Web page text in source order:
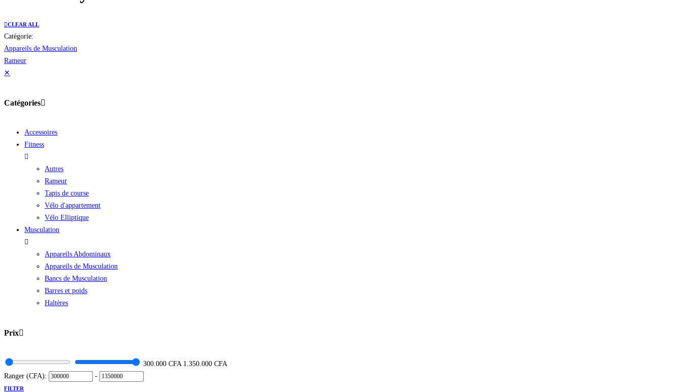
CLEAR ALL
Catégorie:
Appareils de Musculation
Rameur
✕
Catégories
Accessoires
Fitness
Autres
Rameur
Tapis de course
Vélo d'appartement
Vélo Elliptique
Musculation
Appareils Abdominaux
Appareils de Musculation
Bancs de Musculation
Barres et poids
Haltères
Prix
300.000 CFA 1.350.000 CFA
Ranger (CFA):
-
FILTER